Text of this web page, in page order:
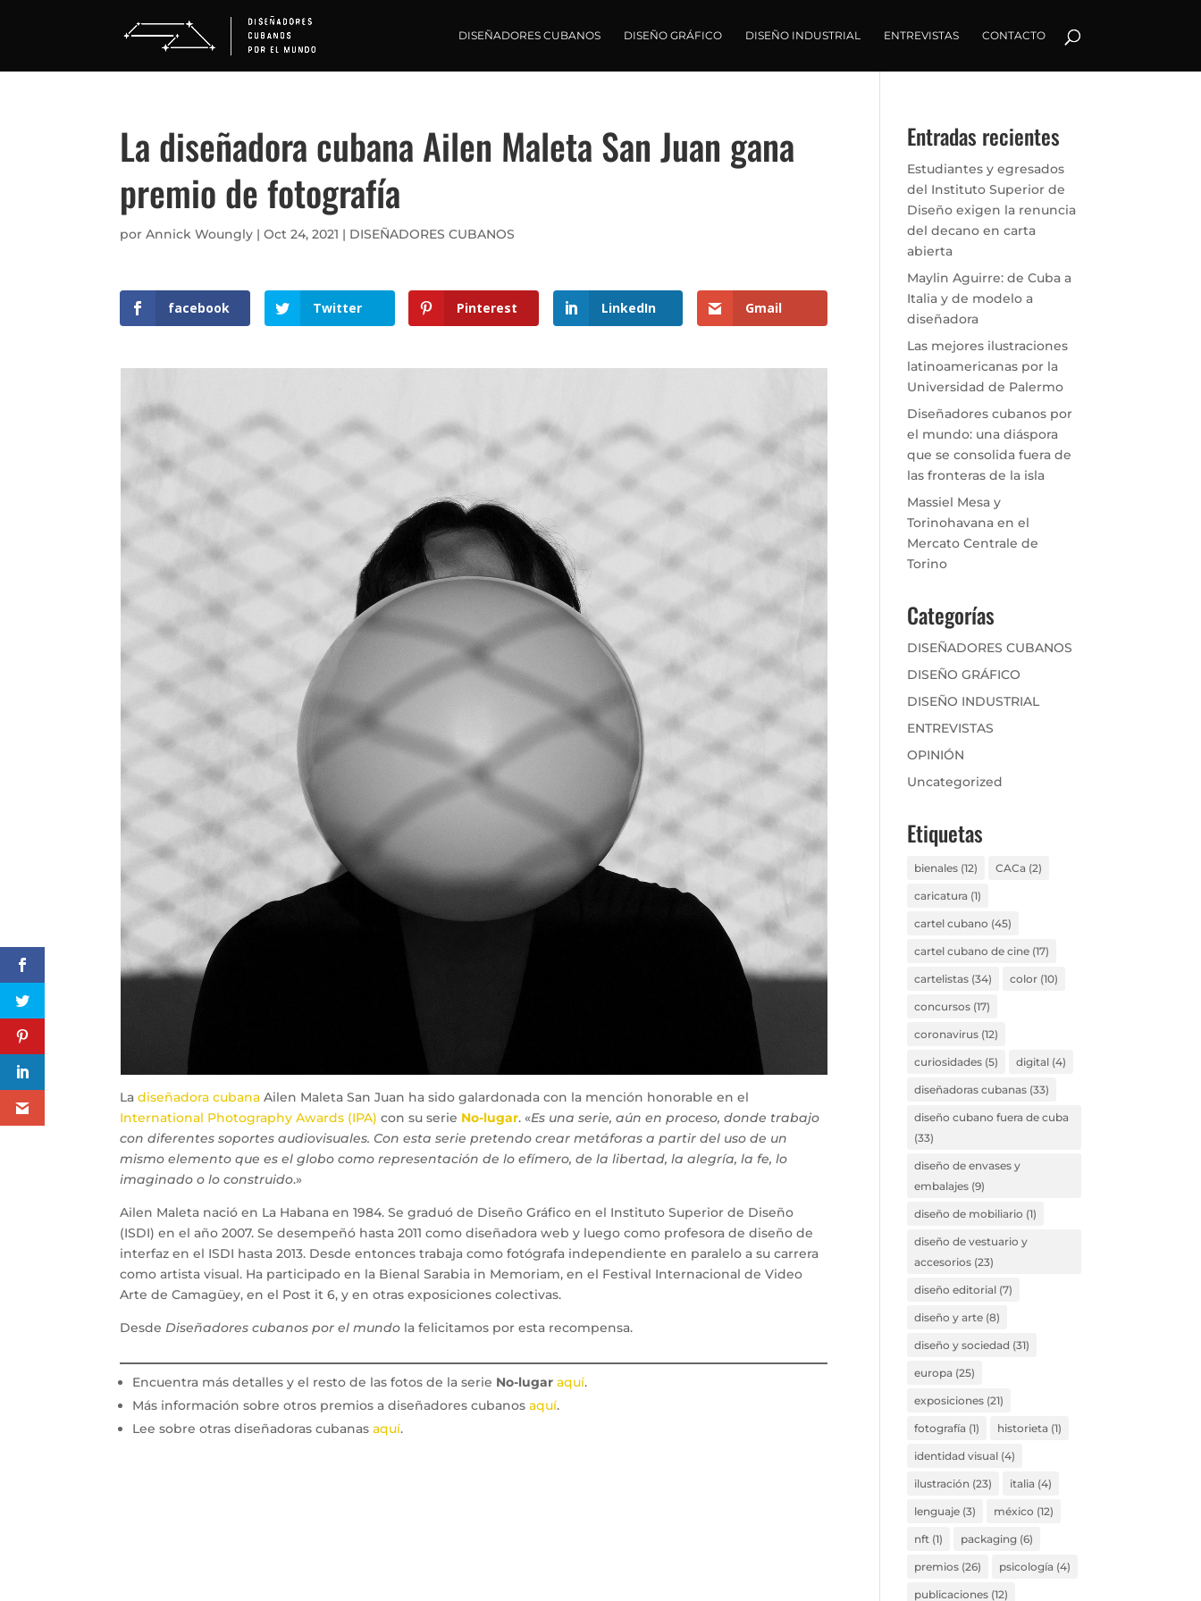
DISEÑADORES CUBANOS DISEÑO GRÁFICO DISEÑO INDUSTRIAL ENTREVISTAS CONTACTO
La diseñadora cubana Ailen Maleta San Juan gana
premio de fotografía
porAnnick Woungly |Oct 24, 2021 | DISEÑADORES CUBANOS
facebook Twitter Pinterest LinkedIn Gmail
Ladiseñadora cubana Ailen Maleta San Juan ha sido galardonada con la mención honorable en el
International Photography Awards (IPA) con su serie No-lugar. «Es una serie, aún en proceso, donde trabajo
con diferentes soportes audiovisuales. Con esta serie pretendo crear metáforas a partir del uso de un
mismo elemento que es el globo como representación de lo efímero, de la libertad, la alegría, la fe, lo
imaginado o lo construido.»
Ailen Maleta nació en La Habana en 1984. Se graduó de Diseño Gráfico en el Instituto Superior de Diseño
(ISDI) en el año 2007. Se desempeñó hasta 2011 como diseñadora web y luego como profesora de diseño de
interfaz en el ISDI hasta 2013. Desde entonces trabaja como fotógrafa independiente en paralelo a su carrera
como artista visual. Ha participado en la Bienal Sarabia in Memoriam, en el Festival Internacional de Video
Arte de Camagüey, en el Post it 6, y en otras exposiciones colectivas.
DesdeDiseñadores cubanos por el mundo la felicitamos por esta recompensa.
Encuentra más detalles y el resto de las fotos de la serie No-lugar aquí.
Más información sobre otros premios a diseñadores cubanosaquí.
Lee sobre otras diseñadoras cubanasaquí.
Entradas recientes
Estudiantes y egresados
del Instituto Superior de
Diseño exigen la renuncia
del decano en carta
abierta
Maylin Aguirre: de Cuba a
Italia y de modelo a
diseñadora
Las mejores ilustraciones
latinoamericanas por la
Universidad de Palermo
Diseñadores cubanos por
el mundo: una diáspora
que se consolida fuera de
las fronteras de la isla
Massiel Mesa y
Torinohavana en el
Mercato Centrale de
Torino
Categorías
DISEÑADORES CUBANOS
DISEÑO GRÁFICO
DISEÑO INDUSTRIAL
ENTREVISTAS
OPINIÓN
Uncategorized
Etiquetas
bienales (12) CACa (2)
caricatura (1)
cartel cubano (45)
cartel cubano de cine (17)
cartelistas (34) color (10)
concursos (17)
coronavirus (12)
curiosidades (5) digital (4)
diseñadoras cubanas (33)
diseño cubano fuera de cuba
(33)
diseño de envases y
embalajes (9)
diseño de mobiliario (1)
diseño de vestuario y
accesorios (23)
diseño editorial (7)
diseño y arte (8)
diseño y sociedad (31)
europa (25)
exposiciones (21)
fotografía (1) historieta (1)
identidad visual (4)
ilustración (23) italia (4)
lenguaje (3) méxico (12)
nft (1) packaging (6)
premios (26) psicología (4)
publicaciones (12)